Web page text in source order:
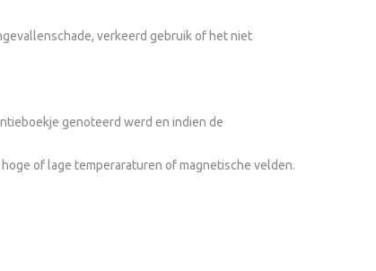
verkeerd gebruik of het niet
genoteerd werd en indien de
of lage temperaraturen of magnetische velden.